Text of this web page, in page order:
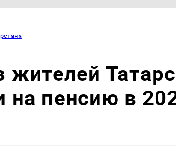
жителей
на пенсию в